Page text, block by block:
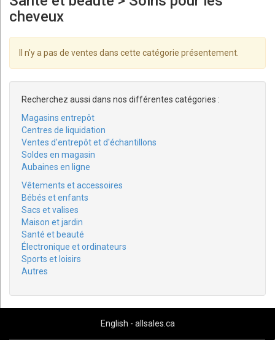
cheveux
Il n'y a pas de ventes dans cette catégorie présentement.
Recherchez aussi dans nos différentes catégories :
Magasins entrepôt
Centres de liquidation
Ventes d'entrepôt et d'échantillons
Soldes en magasin
Aubaines en ligne
Vêtements et accessoires
Bébés et enfants
Sacs et valises
Maison et jardin
Santé et beauté
Électronique et ordinateurs
Sports et loisirs
Autres
English - allsales.ca